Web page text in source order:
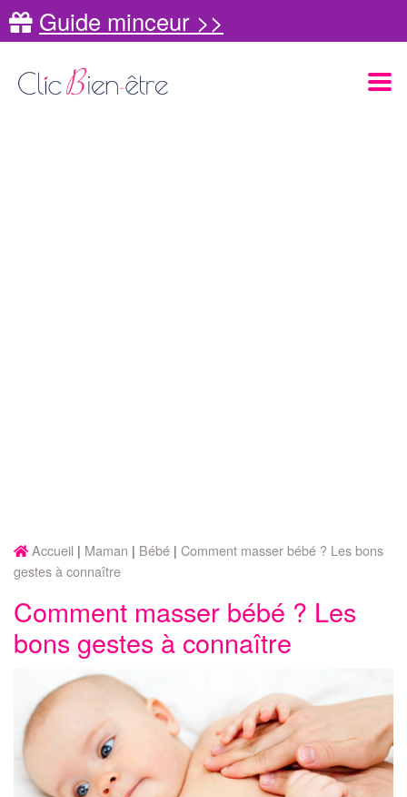
Guide minceur >>
Accueil Maman Bébé Comment masser bébé ? Les bons
gestes à connaître
Comment masser bébé ? Les
bons gestes à connaître